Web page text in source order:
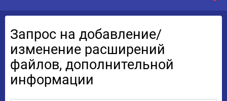
Запрос на добавление/
изменение расширений
файлов, дополнительной
информации